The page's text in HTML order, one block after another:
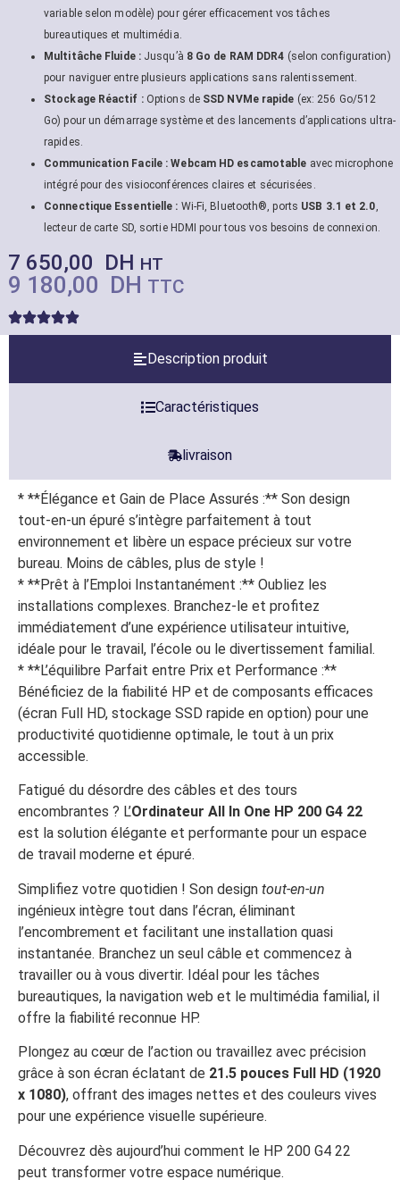
variable selon modèle) pour gérer efficacement vos tâches
bureautiques et multimédia.
Multitâche Fluide :Jusqu’à 8 Go de RAM DDR4 (selon configuration)
pour naviguer entre plusieurs applications sans ralentissement.
Stockage Réactif :Options de SSD NVMe rapide (ex: 256 Go/512
Go) pour un démarrage système et des lancements d’applications ultra-
rapides.
Communication Facile : Webcam HD escamotable avec microphone
intégré pour des visioconférences claires et sécurisées.
Connectique Essentielle : Wi-Fi, Bluetooth®, ports USB 3.1 et 2.0
lecteur de carte SD, sortie HDMI pour tous vos besoins de connexion.
7 650,00 DH HT
9 180,00 DH TTC
Description produit
Caractéristiques
livraison
* **Élégance et Gain de Place Assurés :** Son design
tout-en-un épuré s’intègre parfaitement à tout
environnement et libère un espace précieux sur votre
bureau. Moins de câbles, plus de style !
* **Prêt à l’Emploi Instantanément :** Oubliez les
installations complexes. Branchez-le et profitez
immédiatement d’une expérience utilisateur intuitive,
idéale pour le travail, l’école ou le divertissement familial.
* **L’équilibre Parfait entre Prix et Performance :**
Bénéficiez de la fiabilité HP et de composants efficaces
(écran Full HD, stockage SSD rapide en option) pour une
productivité quotidienne optimale, le tout à un prix
accessible.
Fatigué du désordre des câbles et des tours
encombrantes ? L’Ordinateur All In One HP 200 G4 22
est la solution élégante et performante pour un espace
de travail moderne et épuré.
Simplifiez votre quotidien ! Son design tout-en-un
ingénieux intègre tout dans l’écran, éliminant
l’encombrement et facilitant une installation quasi
instantanée. Branchez un seul câble et commencez à
travailler ou à vous divertir. Idéal pour les tâches
bureautiques, la navigation web et le multimédia familial, il
offre la fiabilité reconnue HP.
Plongez au cœur de l’action ou travaillez avec précision
grâce à son écran éclatant de 21.5 pouces Full HD (1920
x 1080), offrant des images nettes et des couleurs vives
pour une expérience visuelle supérieure.
Découvrez dès aujourd’hui comment le HP 200 G4 22
peut transformer votre espace numérique.